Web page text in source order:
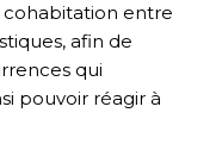
cohabitation entre
afin de
qui
pouvoir réagir à